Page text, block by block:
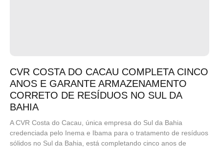
CVR COSTA DO CACAU COMPLETA CINCO
ANOS E GARANTE ARMAZENAMENTO
CORRETO DE RESÍDUOS NO SUL DA
BAHIA
A CVR Costa do Cacau, única empresa do Sul da Bahia
credenciada pelo Inema e Ibama para o tratamento de resíduos
sólidos no Sul da Bahia, está completando cinco anos de